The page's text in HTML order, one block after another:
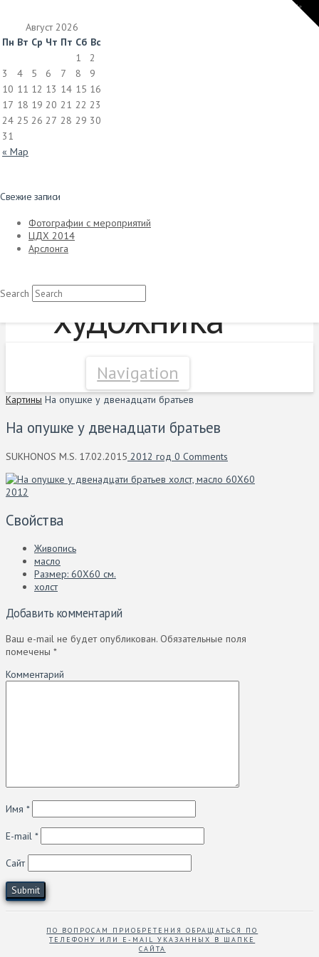
Телефон: +7 (926) 161-53-17 | E-mail: info@art-
Сухонос М.С.
Navigation
Картины На опушке у двенадцати братьев
На опушке у двенадцати братьев
SUKHONOS M.S. 17.02.2015 2012 год 0 Comments
Свойства
Живопись
масло
Размер: 60X60 см.
холст
Добавить комментарий
Ваш e-mail не будет опубликован. Обязательные поля
помечены *
Комментарий
Имя *
E-mail *
Сайт
ПО ВОПРОСАМ ПРИОБРЕТЕНИЯ ОБРАЩАТЬСЯ ПО
ТЕЛЕФОНУ ИЛИ E-MAIL УКАЗАННЫХ В ШАПКЕ
САЙТА
Август 2026
Пн Вт Ср Чт Пт Сб Вс
« Мар
1
2
3
4 5 6 7 8
9
10 11 12 13 14 15 16
17 18 19 20 21 22 23
24 25 26 27 28 29 30
31
Свежие записи
Фотографии с мероприятий
ЦДХ 2014
Арслонга
Search
Toggle
Widgetbar